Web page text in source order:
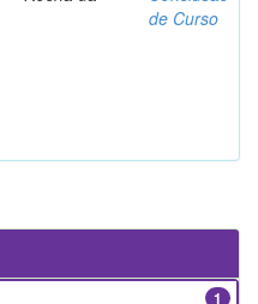
de Curso
1